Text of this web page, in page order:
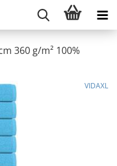
360 g/m² 100%
VIDAXL